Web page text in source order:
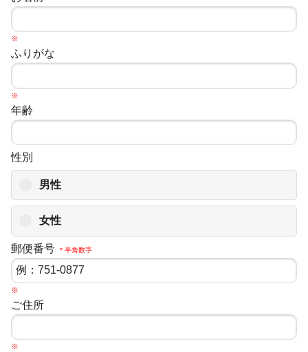
※
ふりがな
※
年齢
性別
男性
女性
郵便番号 ＊半角数字
※
ご住所
※